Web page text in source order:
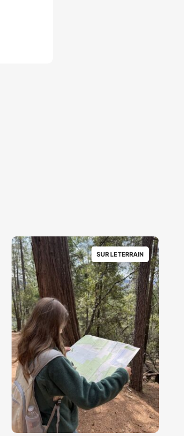
SUR LE TERRAIN